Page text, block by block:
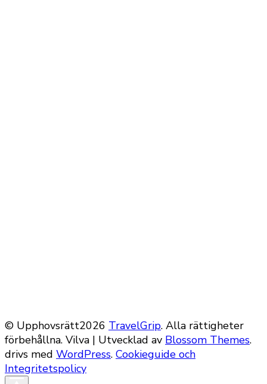
© Upphovsrätt2026 TravelGrip. Alla rättigheter
förbehållna. Vilva | Utvecklad av Blossom Themes.
drivs med WordPress. Cookieguide och
Integritetspolicy